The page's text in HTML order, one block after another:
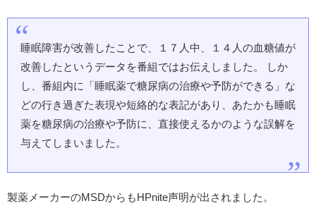
睡眠障害が改善したことで、１７人中、１４人の血糖値が
改善したというデータを番組ではお伝えしました。 しか
し、番組内に「睡眠薬で糖尿病の治療や予防ができる」な
どの行き過ぎた表現や短絡的な表記があり、あたかも睡眠
薬を糖尿病の治療や予防に、直接使えるかのような誤解を
与えてしまいました。
製薬メーカーのMSDからもHPnite声明が出されました。